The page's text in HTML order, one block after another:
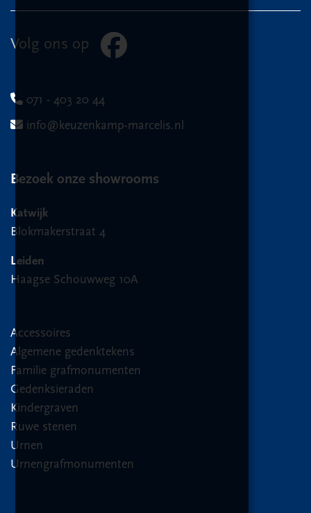
Volg ons op
071 - 403 20 44
info@keuzenkamp-marcelis.nl
Bezoek onze showrooms
Katwijk
Blokmakerstraat 4
Leiden
Haagse Schouwweg 10A
Accessoires
Algemene gedenktekens
Familie grafmonumenten
Gedenksieraden
Kindergraven
Ruwe stenen
Urnen
Urnengrafmonumenten